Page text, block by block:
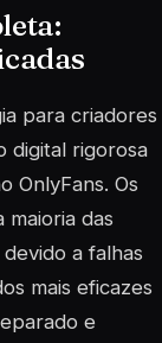
para criadores
digital rigorosa
OnlyFans. Os
das
a falhas
mais eficazes
e